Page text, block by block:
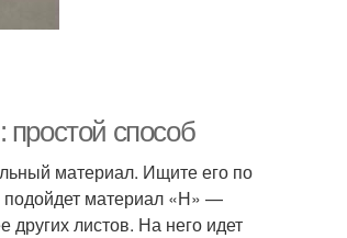
способ
материал. Ищите его по
материал «Н» —
листов. На него идет